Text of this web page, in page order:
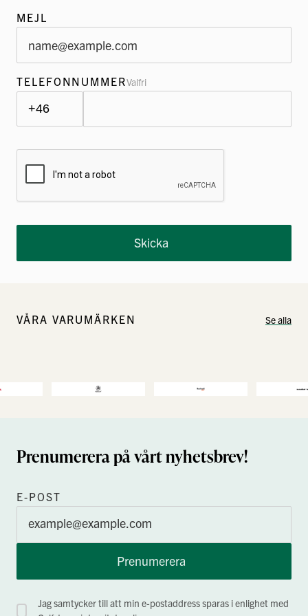
MEJL
TELEFONNUMMERValfri
Skicka
VÅRA VARUMÄRKEN Se alla
Prenumerera på vårt nyhetsbrev!
E-POST
Prenumerera
Jag samtycker till att min e-postaddress sparas i enlighet med